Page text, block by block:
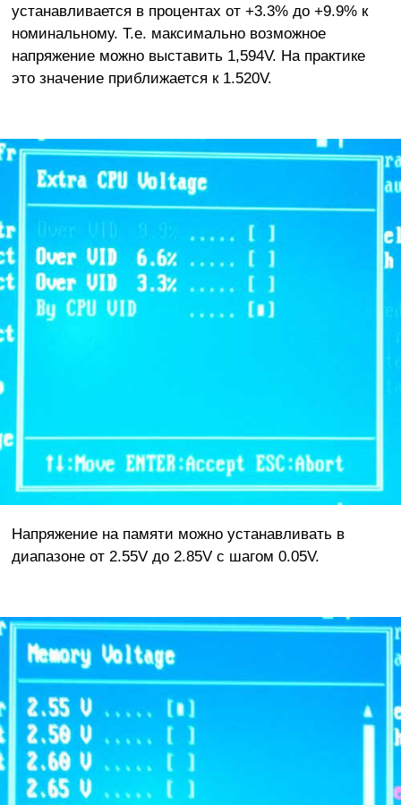
устанавливается в процентах от +3.3% до +9.9% к
номинальному. Т.е. максимально возможное
напряжение можно выставить 1,594V. На практике
это значение приближается к 1.520V.
Напряжение на памяти можно устанавливать в
диапазоне от 2.55V до 2.85V с шагом 0.05V.